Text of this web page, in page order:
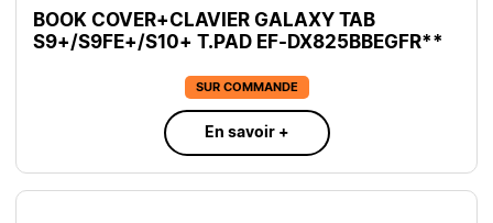
BOOK COVER+CLAVIER GALAXY TAB
S9+/S9FE+/S10+ T.PAD EF-DX825BBEGFR**
SUR COMMANDE
En savoir +